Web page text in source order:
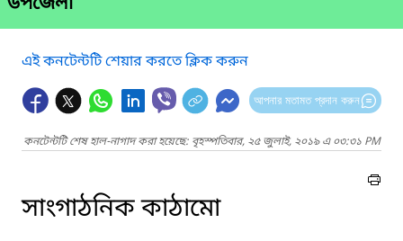
উপজেলা
এই কনটেন্টটি শেয়ার করতে ক্লিক করুন
আপনার মতামত প্রদান করুন
কনটেন্টটি শেষ হাল-নাগাদ করা হয়েছে: বৃহস্পতিবার, ২৫ জুলাই, ২০১৯ এ ০৩:৩১ PM
সাংগাঠনিক কাঠামো